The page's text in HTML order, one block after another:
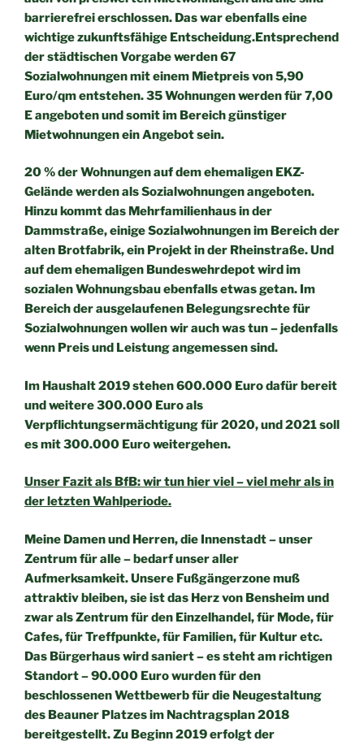
barrierefrei erschlossen. Das warebenfalls eine
wichtige zukunftsfähige Entscheidung.Entsprechend
der städtischen Vorgabe werden 67
Sozialwohnungenmit einem Mietpreis von 5,90
Euro/qm entstehen. 35 Wohnungenwerden für 7,00
E angeboten und somit im Bereich günstiger
Mietwohnungen ein Angebot sein.
20 % der Wohnungen auf dem ehemaligen EKZ-
Gelände werden alsSozialwohnungen angeboten.
Hinzu kommt das Mehrfamilienhausin der
Dammstraße, einige Sozialwohnungen im Bereich der
alten Brotfabrik, ein Projekt in der Rheinstraße. Und
auf dem ehemaligen Bundeswehrdepot wird im
sozialen Wohnungsbau ebenfalls etwasgetan. Im
Bereich der ausgelaufenen Belegungsrechte für
Sozialwohnungen wollen wir auch was tun – jedenfalls
wenn Preisund Leistung angemessen sind.
Im Haushalt 2019 stehen 600.000 Euro dafür bereit
und weitere300.000 Euro als
Verpflichtungsermächtigung für 2020, und 2021soll
es mit 300.000 Euro weitergehen.
Unser Fazit als BfB: wir tun hier viel – viel mehr als in
der letztenWahlperiode.
Meine Damen und Herren,die Innenstadt – unser
Zentrum für alle – bedarf unser aller
Aufmerksamkeit. Unsere Fußgängerzone muß
attraktiv bleiben, sieist das Herz von Bensheim und
zwar als Zentrum für den Einzelhandel, für Mode, für
Cafes, für Treffpunkte, für Familien, für Kultur etc.
Das Bürgerhaus wird saniert – es steht am richtigen
Standort –90.000 Euro wurden für den
beschlossenen Wettbewerb für die Neugestaltung
des Beauner Platzes im Nachtragsplan 2018
bereitgestellt. Zu Beginn 2019 erfolgt der